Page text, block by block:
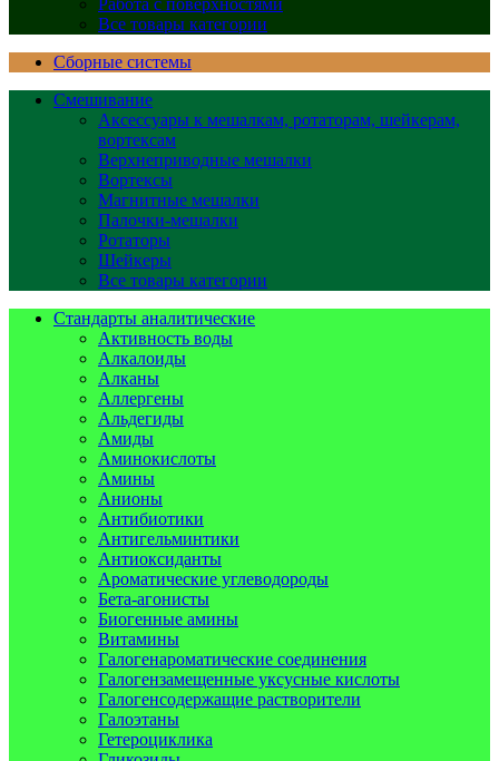
Работа с поверхностями
Все товары категории
Сборные системы
Смешивание
Аксессуары к мешалкам, ротаторам, шейкерам,
вортексам
Верхнеприводные мешалки
Вортексы
Магнитные мешалки
Палочки-мешалки
Ротаторы
Шейкеры
Все товары категории
Стандарты аналитические
Активность воды
Алкалоиды
Алканы
Аллергены
Альдегиды
Амиды
Аминокислоты
Амины
Анионы
Антибиотики
Антигельминтики
Антиоксиданты
Ароматические углеводороды
Бета-агонисты
Биогенные амины
Витамины
Галогенароматические соединения
Галогензамещенные уксусные кислоты
Галогенсодержащие растворители
Галоэтаны
Гетероциклика